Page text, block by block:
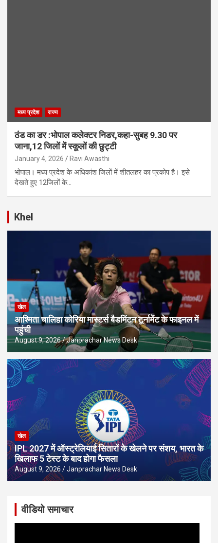
मध्य प्रदेश राज्य
ठंड का डर :भोपाल कलेक्टर निडर,कहा-सुबह 9.30 पर
जाना,12 जिलों में स्कूलों की छुट्टी
January 4, 2026 Ravi Awasthi
भोपाल। मध्य प्रदेश के अधिकांश जिलों में शीतलहर का प्रकोप है। इसे
देखते हुए 12जिलों के…
Khel
खेल
आश्मिता चालिहा कोरिया मास्टर्स बैडमिंटन टूर्नामेंट के फाइनल में
पहुंची
August 9, 2026 Janprachar News Desk
खेल
IPL 2027 में ऑस्ट्रेलियाई सितारों के खेलने पर संशय, भारत के
खिलाफ 5 टेस्ट के बाद होगा फैसला
August 9, 2026 Janprachar News Desk
वीडियो समाचार